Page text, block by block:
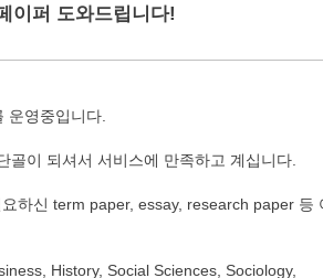
이퍼 도와드립니다!
운영중입니다.
이 되셔서 서비스에 만족하고 계십니다.
하신 term paper, essay, research paper 등
History, Social Sciences, Sociology,